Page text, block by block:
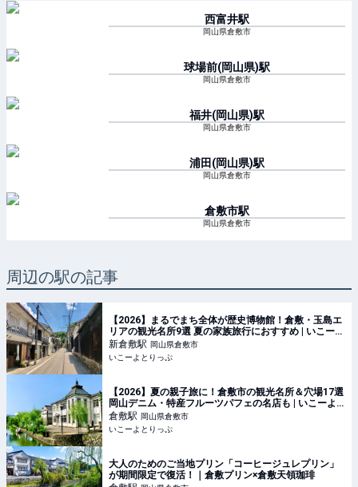
西富井駅
岡山県倉敷市
球場前(岡山県)駅
岡山県倉敷市
福井(岡山県)駅
岡山県倉敷市
浦田(岡山県)駅
岡山県倉敷市
倉敷市駅
岡山県倉敷市
周辺の駅の記事
【2026】まるでまち全体が歴史博物館！倉敷・玉島エ
リアの観光名所9選 夏の家族旅行におすすめ | いこーよ
とりっぷ
新倉敷駅 岡山県倉敷市
いこーよとりっぷ
【2026】夏の親子旅に！倉敷市の観光名所＆穴場17選
岡山デニム・特産フルーツパフェの名店も | いこーよ
とりっぷ
倉敷駅 岡山県倉敷市
いこーよとりっぷ
大人のためのご当地プリン「コーヒージュレプリン」
が期間限定で復活！｜倉敷プリン×倉敷天領珈琲